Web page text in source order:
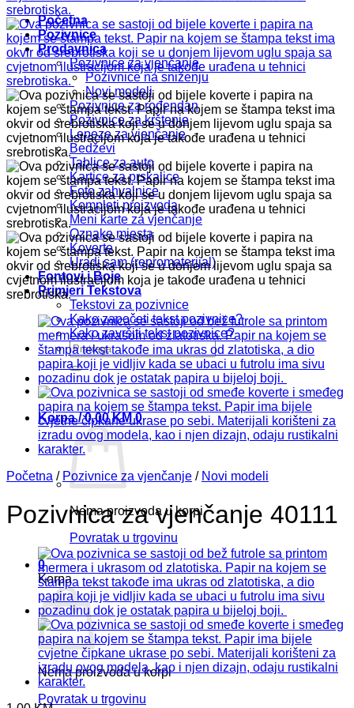
Početna
Pozivnice
Prodavnica
Pozivnice za vjenčanje
Pozivnice na sniženju
Novi modeli
Pozivnice za rođendan
Pozivnice za krštenje
Lepeze za vjenčanje
Bedževi
Tablice za auto
Kartice za prskalice
Foto zahvalnice
Kompleti proizvoda
Meni karte za vjenčanje
Oznake mjesta
Koverte
Uradi sam (repromaterijal)
Fontovi i Boje
Primjeri Tekstova
Tekstovi za pozivnice
Kako započeti tekst pozivnice?
Kako završiti tekst pozivnice?
Pretraži:
Korpa /0,00KM 0
Nema proizvoda u korpi
Povratak u trgovinu
0
Korpa
Nema proizvoda u korpi
Povratak u trgovinu
Početna / Pozivnice za vjenčanje / Novi modeli
Pozivnica za vjenčanje 40111